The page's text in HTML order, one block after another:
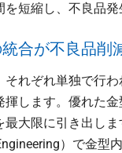
短縮し、不良品発
合が不良品削
れぞれ単独で行わ
します。優れた
大限に引き出し
）で金型